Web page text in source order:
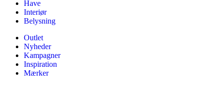
Have
Interiør
Belysning
Outlet
Nyheder
Kampagner
Inspiration
Mærker